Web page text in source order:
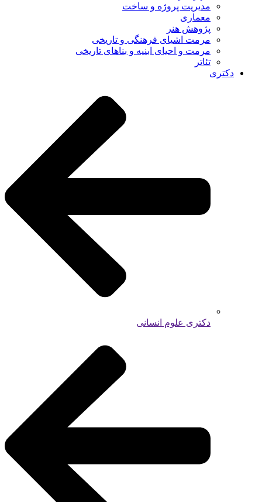
مدیریت پروژه و ساخت
معماری
پژوهش هنر
مرمت اشیای فرهنگی و تاریخی
مرمت و احیای ابنیه و بناهای تاریخی
تئاتر
دکتری
دکتری علوم انسانی